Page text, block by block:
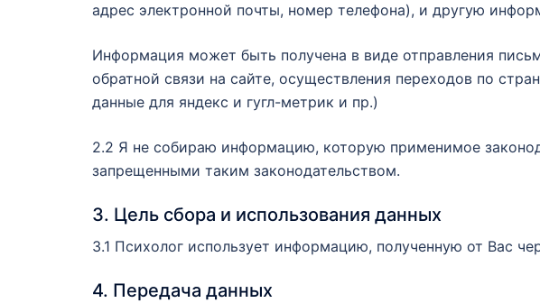
адрес электронной почты, номер телефона), и другую
Информация может быть получена в виде отправления
обратной связи на сайте, осуществления переходов по
данные для яндекс и гугл-метрик и пр.)
2.2 Я не собираю информацию, которую применимое
запрещенными таким законодательством.
3. Цель сбора и использования данных
3.1 Психолог использует информацию, полученную от Вас
4. Передача данных